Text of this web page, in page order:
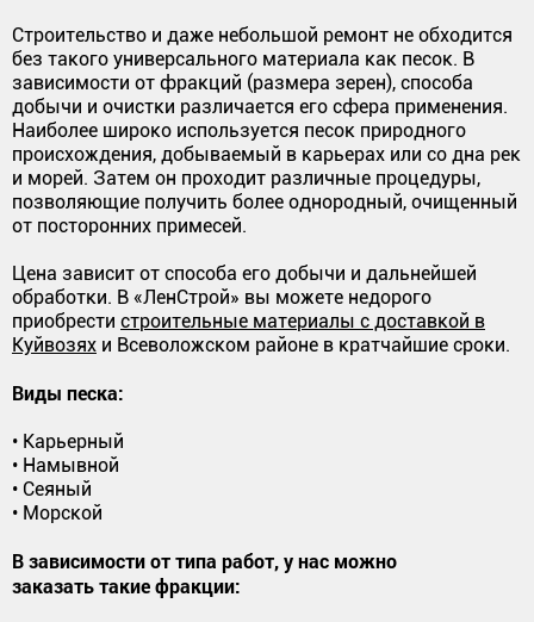
Строительство и даже небольшой ремонт не обходится
без такого универсального материала как песок. В
зависимости от фракций (размера зерен), способа
добычи и очистки различается его сфера применения.
Наиболее широко используется песок природного
происхождения, добываемый в карьерах или со дна рек
и морей. Затем он проходит различные процедуры,
позволяющие получить более однородный, очищенный
от посторонних примесей.
Цена зависит от способа его добычи и дальнейшей
обработки. В «ЛенСтрой» вы можете недорого
приобрести строительные материалы с доставкой в
Куйвозях и Всеволожском районе в кратчайшие сроки.
Виды песка:
• Карьерный
• Намывной
• Сеяный
• Морской
В зависимости от типа работ, у нас можно
заказать такие фракции: